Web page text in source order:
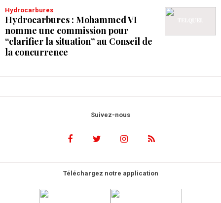
Hydrocarbures
Hydrocarbures : Mohammed VI
nomme une commission pour
“clarifier la situation” au Conseil de
la concurrence
Suivez-nous
Téléchargez notre application